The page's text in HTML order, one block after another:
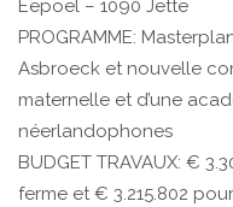
Eepoel – 1090 Jette
PROGRAMME:
Asbroeck et nouvelle
maternelle et d’une
néerlandophones
BUDGET TRAVAUX: €
ferme et € 3.215.802